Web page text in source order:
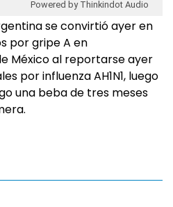
Powered by Thinkindot Audio
se convirtió ayer en
por gripe A en
México al reportarse ayer
por influenza AH1N1, luego
una beba de tres meses